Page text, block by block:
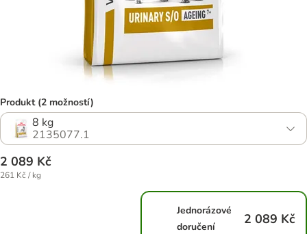
Produkt (2 možností)
8 kg
2135077.1
2 089 Kč
261 Kč / kg
Jednorázové
doručení
2 089 Kč